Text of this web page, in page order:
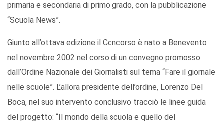
primaria e secondaria di primo grado, con la pubblicazione
“Scuola News”.
Giunto all’ottava edizione il Concorso è nato a Benevento
nel novembre 2002 nel corso di un convegno promosso
dall’Ordine Nazionale dei Giornalisti sul tema “Fare il giornale
nelle scuole”. L’allora presidente dell’ordine, Lorenzo Del
Boca, nel suo intervento conclusivo tracciò le linee guida
del progetto: “Il mondo della scuola e quello del